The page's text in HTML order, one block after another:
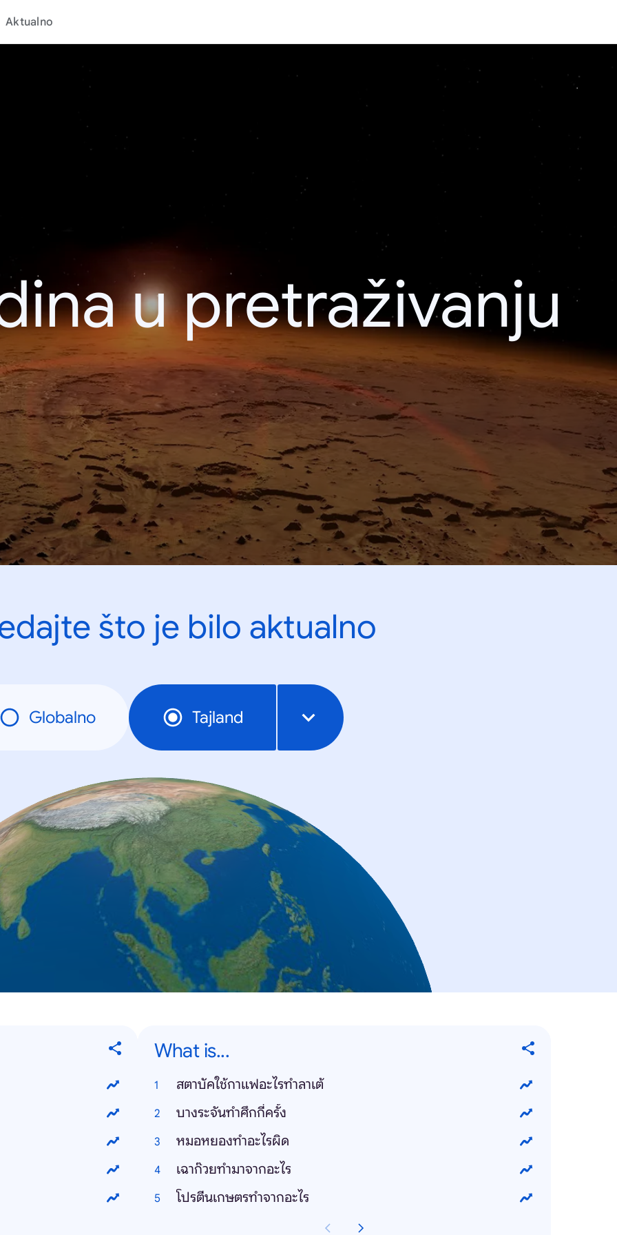
Aktualno
u pretraživanju
što je bilo aktualno
Globalno Tajland
What is...
สตาบัคใช้กาแฟอะไรทำลาเต้
บางระจันทำศึกกี่ครั้ง
หมอหยองทำอะไรผิด
เฉาก๊วยทำมาจากอะไร
โปรตีนเกษตรทำจากอะไร